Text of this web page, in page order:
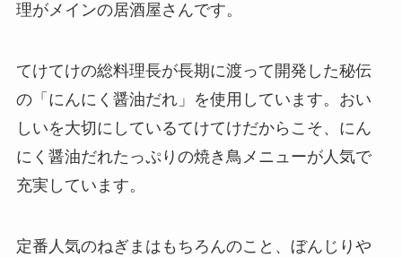
理がメインの居酒屋さんです。
てけてけの総料理長が長期に渡って開発した秘伝
の「にんにく醤油だれ」を使用しています。おい
しいを大切にしているてけてけだからこそ、にん
にく醤油だれたっぷりの焼き鳥メニューが人気で
充実しています。
定番人気のねぎまはもちろんのこと、ぼんじりや